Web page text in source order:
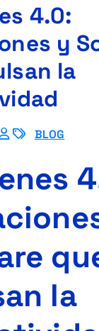
4.0:
y
la
BLOG
la